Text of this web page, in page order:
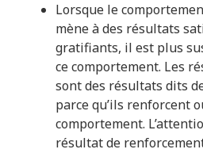
Lorsque le
mène à des résultats
gratifiants, il est plus
ce comportement. Les
sont des résultats dits
parce qu’ils renforcent
comportement.
résultat de